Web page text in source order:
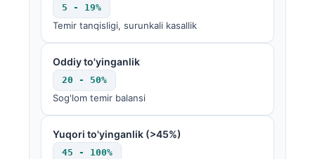
5 - 19%
Temir tanqisligi, surunkali kasallik
Oddiy to'yinganlik
20 - 50%
Sog'lom temir balansi
Yuqori to'yinganlik (>45%)
45 - 100%